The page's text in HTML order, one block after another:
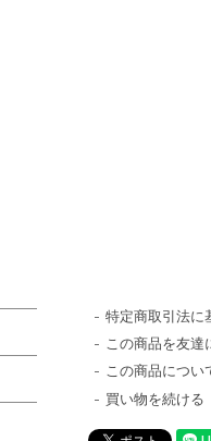
特定商取引法に
この商品を友達
この商品につい
買い物を続ける